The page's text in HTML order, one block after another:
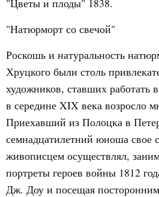
"Натюрморт со свечой"
Роскошь и натуральность
Хруцкого были столь
художников, ставших работать
в середине XIX века возросло
Приехавший из Полоцка в
семнадцатилетний юноша свое
живописцем осуществлял,
портреты героев войны 1812
Дж. Доу и посещая